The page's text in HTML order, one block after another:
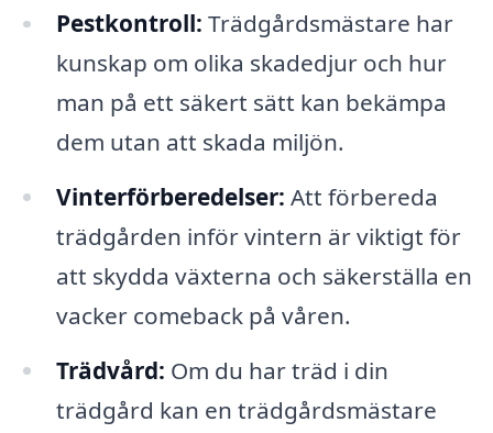
Pestkontroll: Trädgårdsmästare har
kunskap om olika skadedjur och hur
man på ett säkert sätt kan bekämpa
dem utan att skada miljön.
Vinterförberedelser: Att förbereda
trädgården inför vintern är viktigt för
att skydda växterna och säkerställa en
vacker comeback på våren.
Trädvård: Om du har träd i din
trädgård kan en trädgårdsmästare